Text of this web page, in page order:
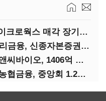
[IB토마토]한앤컴퍼니, 마이크로웍스 매각 장기화 대비…배당 회수판 깔았다
[IB토마토](Deal모니터)우리금융, 신종자본증권 발행했지만 차환금리 '부담'
[IB토마토](유증레이다)엘앤씨바이오, 1406억 유증…최대주주는 절반만 청약
[IB토마토](크레딧시그널)농협금융, 중앙회 1.2조 지원받아 생산적금융 확대